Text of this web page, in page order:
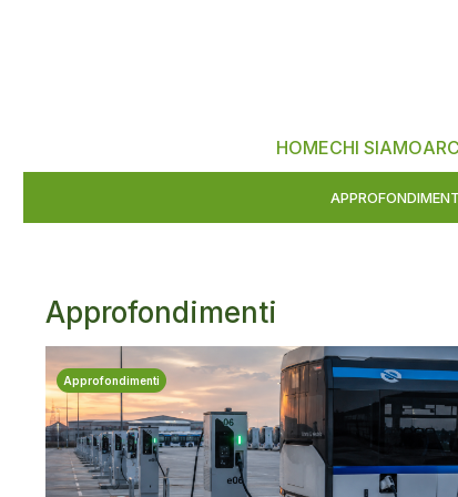
HOMECHI SIAMO
Approfondimenti
Approfondimenti